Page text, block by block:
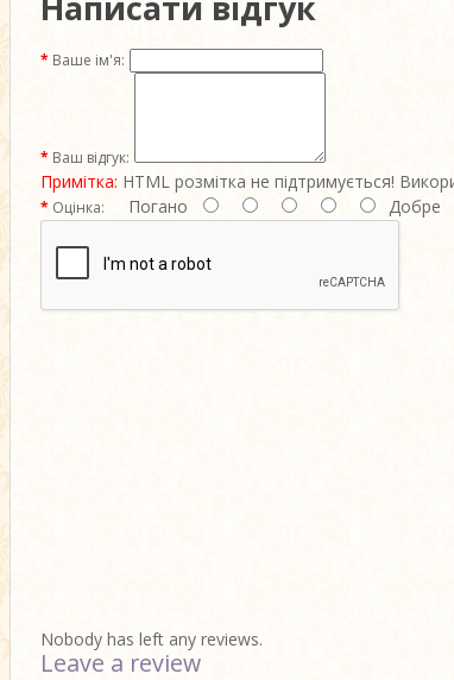
Ваше ім'я:
Ваш відгук:
Примітка: HTML розмітка не підтримується!
Оцінка: Погано Добре
Nobody has left any reviews.
Leave a review